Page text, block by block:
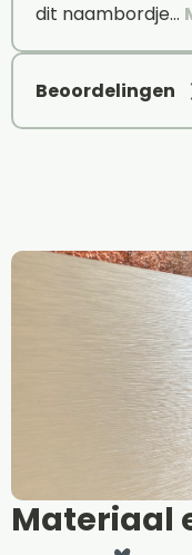
dit naambordje…
Beoordelingen
Materiaal